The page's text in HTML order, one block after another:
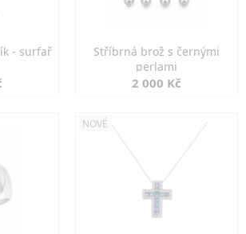
- surfař
Stříbrná brož s černými
perlami
2 000 Kč
NOVÉ